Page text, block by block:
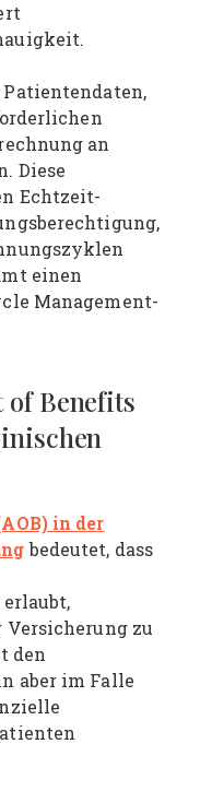
an
Diese
Echtzeit-
einen
Management-
of Benefits
in der
bedeutet, dass
zu
den
aber im Falle